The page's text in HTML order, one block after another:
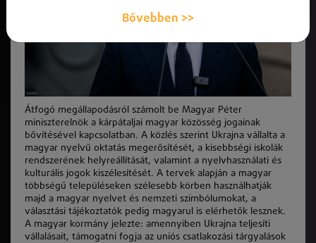
Átfogó megállapodásról számolt be Magyar Péter
miniszterelnök a kárpátaljai magyar közösség jogainak
bővítésével kapcsolatban. A közlés szerint Ukrajna vállalta a
magyar nyelvű oktatás megerősítését, a kisebbségi iskolák
rendszerének helyreállítását, valamint a nyelvhasználati és
kulturális jogok kiszélesítését. A tervek alapján a magyar
többségű településeken szélesebb körben használhatják
majd a magyar nyelvet és nemzeti szimbólumokat, a
választási tájékoztatók pedig magyarul is elérhetők lesznek.
A magyar kormány jelezte: amennyiben Ukrajna teljesíti
vállalásait, támogatni fogja az uniós csatlakozási tárgyalások
Bővebben >>